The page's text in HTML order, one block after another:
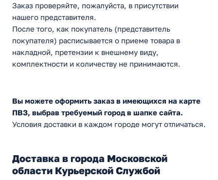
Заказ проверяйте, пожалуйста, в присутствии
нашего представителя.
После того, как покупатель (представитель
покупателя) расписывается о приеме товара в
накладной, претензии к внешнему виду,
комплектности и количеству не принимаются.
Вы можете оформить заказ в имеющихся на карте
ПВЗ, выбрав требуемый город в шапке сайта.
Условия доставки в каждом городе могут отличаться.
Доставка в города Московской
области Курьерской Службой